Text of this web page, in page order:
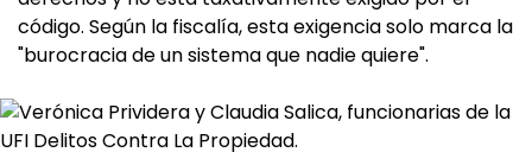
código. Según la fiscalía, esta exigencia solo marca la
"burocracia de un sistema que nadie quiere".